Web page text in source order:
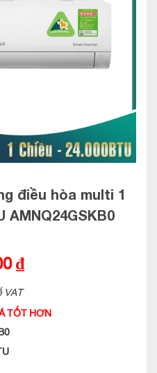
điều hòa multi 1
AMNQ24GSKB0
₫
VAT
TỐT HƠN